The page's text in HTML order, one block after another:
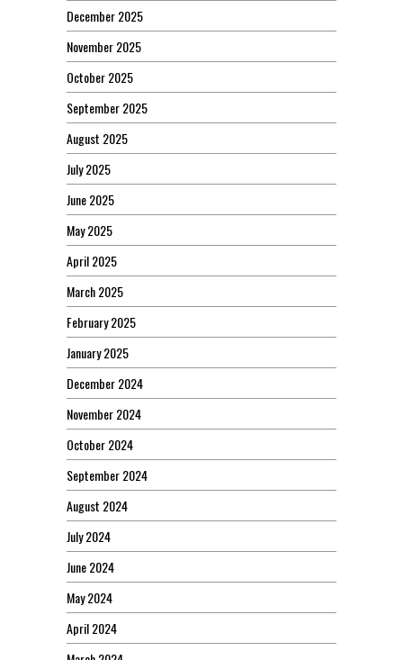
December 2025
November 2025
October 2025
September 2025
August 2025
July 2025
June 2025
May 2025
April 2025
March 2025
February 2025
January 2025
December 2024
November 2024
October 2024
September 2024
August 2024
July 2024
June 2024
May 2024
April 2024